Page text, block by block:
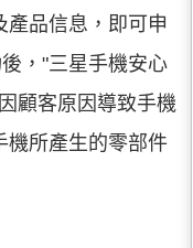
產品信息，即可申
，"三星手機安心
顧客原因導致手機
機所產生的零部件